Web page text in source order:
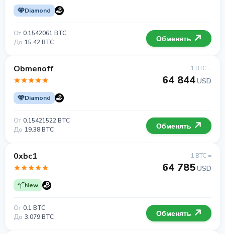
Diamond
От 0.1542061 BTC
До 15.42 BTC Обменять
Obmenoff
Diamond
1 BTC =
64 844USD
От 0.15421522 BTC
До 19.38 BTC Обменять
0xbc1
New
1 BTC =
64 785USD
От 0.1 BTC
До 3.079 BTC Обменять